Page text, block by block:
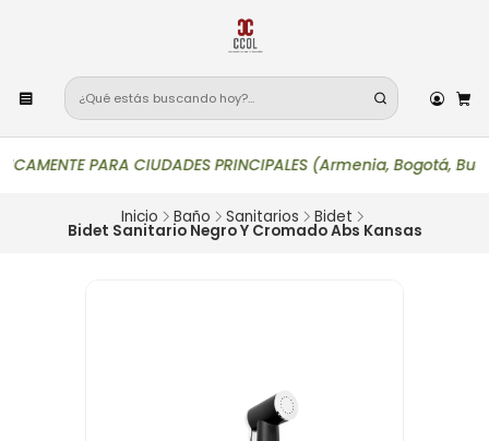
PARA CIUDADES PRINCIPALES (Armenia, Bogotá,
Inicio Baño Sanitarios Bidet
Bidet Sanitario Negro Y Cromado Abs Kansas